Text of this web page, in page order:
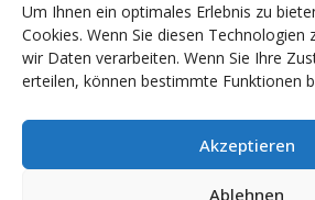
Um Ihnen ein optimales Erlebnis zu
Cookies. Wenn Sie diesen Technologien
wir Daten verarbeiten. Wenn Sie Ihre
erteilen, können bestimmte Funktionen
Akzeptieren
Ablehnen
Rufen Sie mich an!
01 51 - 701 041 20